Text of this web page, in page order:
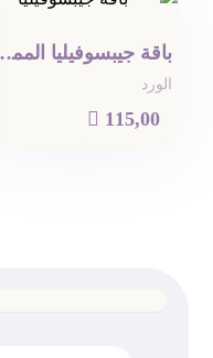
باقة
الورد
 115,00